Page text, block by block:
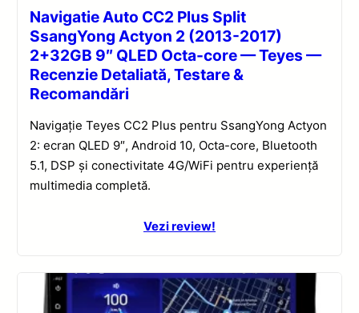
Navigatie Auto CC2 Plus Split
SsangYong Actyon 2 (2013-2017)
2+32GB 9″ QLED Octa-core — Teyes —
Recenzie Detaliată, Testare &
Recomandări
Navigație Teyes CC2 Plus pentru SsangYong Actyon
2: ecran QLED 9″, Android 10, Octa-core, Bluetooth
5.1, DSP și conectivitate 4G/WiFi pentru experiență
multimedia completă.
Vezi review!